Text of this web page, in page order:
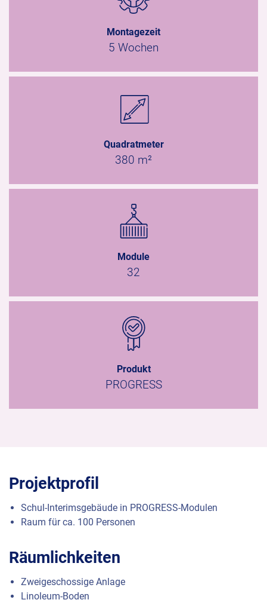
Montagezeit
5 Wochen
Quadratmeter
380 m²
Module
32
Produkt
PROGRESS
Projektprofil
Schul-Interimsgebäude in PROGRESS-Modulen
Raum für ca. 100 Personen
Räumlichkeiten
Zweigeschossige Anlage
Linoleum-Boden